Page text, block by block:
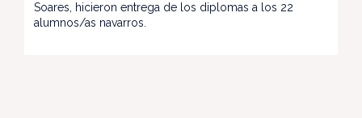
Soares, hicieron entrega de los diplomas a los 22
alumnos/as navarros.